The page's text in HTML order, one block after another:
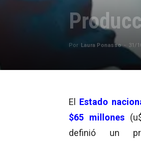
Por Laura Ponasso - 31/
El Estado
$65 millones
definió un